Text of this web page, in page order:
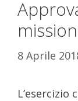
8 Aprile
L’esercizio